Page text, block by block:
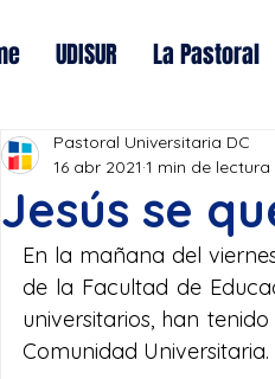
UDISUR La Pastoral
Jesús se
Pastoral Universitaria DC
16 abr 2021 1 min de lectura
En la mañana del
de la Facultad de
universitarios, han
Comunidad Universitaria.